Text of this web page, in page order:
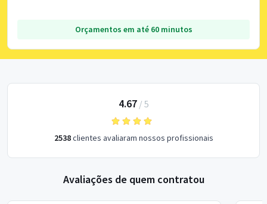
Orçamentos em até 60 minutos
4.67/ 5
2538clientes avaliaram nossos profissionais
Avaliações de quem contratou